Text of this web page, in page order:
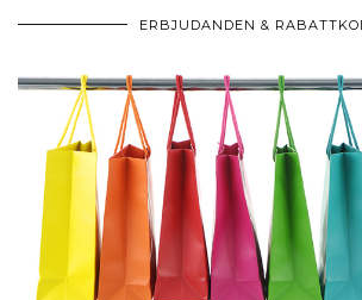
ERBJUDANDEN &